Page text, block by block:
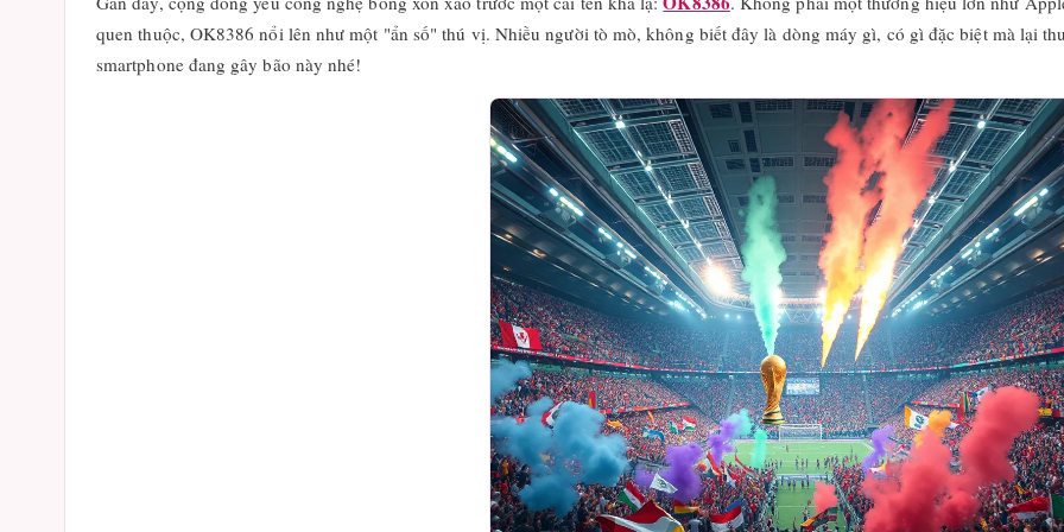
quen thuộc, OK8386 nổi lên như một "ẩn số" thú vị. Nhiều người tò mò, không biết đây là dòng máy gì, có gì đặc biệt mà lại
smartphone đang gây bão này nhé!